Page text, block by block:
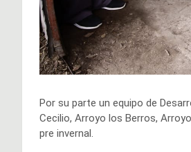
Por su parte un equipo de
Cecilio, Arroyo los Berros,
pre invernal.